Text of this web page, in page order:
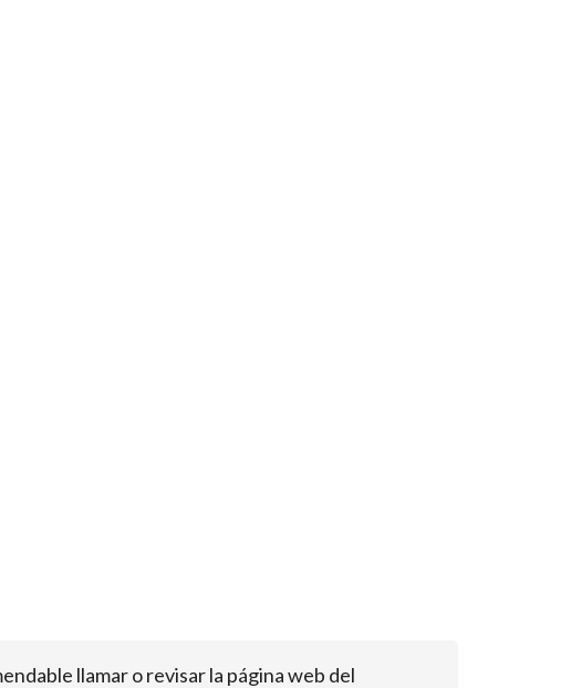
llamar o revisar la página web del